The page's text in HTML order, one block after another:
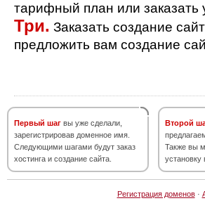
тарифный план или заказать
Три. Заказать создание
предложить вам создание
Первый шаг вы уже сделали,
зарегистрировав доменное имя.
Следующими шагами будут заказ
хостинга и создание сайта.
Второй
Также вы
установку
Регистрация доменов·